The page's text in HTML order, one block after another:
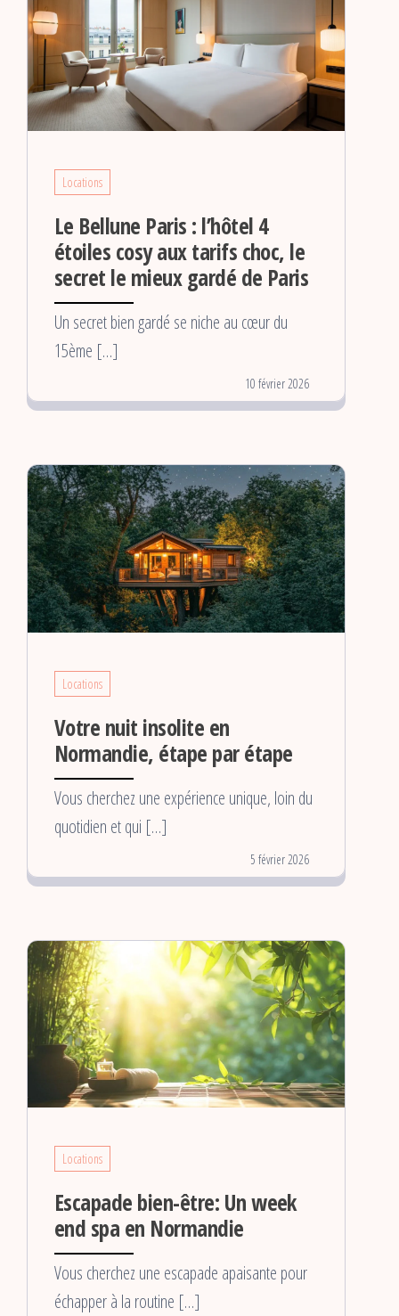
Locations
Le Bellune Paris : l’hôtel 4
étoiles cosy aux tarifs choc, le
secret le mieux gardé de Paris
Un secret bien gardé se niche au cœur du
15ème […]
10 février 2026
Locations
Votre nuit insolite en
Normandie, étape par étape
Vous cherchez une expérience unique, loin du
quotidien et qui […]
5 février 2026
Locations
Escapade bien-être: Un week
end spa en Normandie
Vous cherchez une escapade apaisante pour
échapper à la routine […]